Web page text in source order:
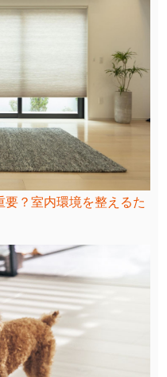
？室内環境を整えるた